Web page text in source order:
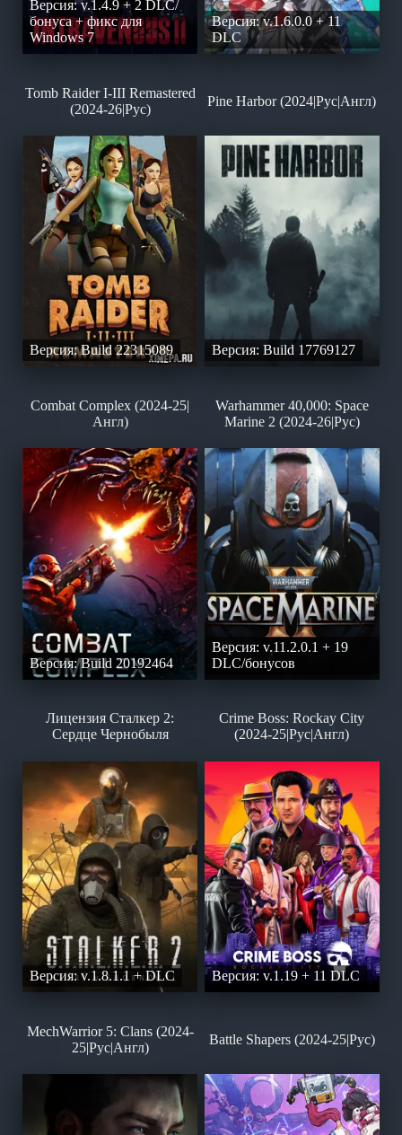
Версия: v.1.4.9 + 2 DLC/
бонуса + фикс для
Windows 7
Версия: v.1.6.0.0 + 11
DLC
Tomb Raider I-III Remastered
(2024-26|Рус)
Версия: Build 22315089
Pine Harbor (2024|Рус|Англ)
Версия: Build 17769127
Combat Complex (2024-25|
Англ)
Версия: Build 20192464
Warhammer 40,000: Space
Marine 2 (2024-26|Рус)
Версия: v.11.2.0.1 + 19
DLC/бонусов
Лицензия Сталкер 2:
Сердце Чернобыля
Версия: v.1.8.1.1 + DLC
Crime Boss: Rockay City
(2024-25|Рус|Англ)
Версия: v.1.19 + 11 DLC
MechWarrior 5: Clans (2024-
25|Рус|Англ)
Battle Shapers (2024-25|Рус)